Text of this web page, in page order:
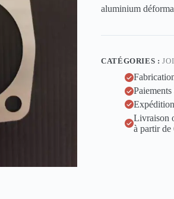
aluminium
CATÉGORIES :
Paiements
Livraison
à partir de